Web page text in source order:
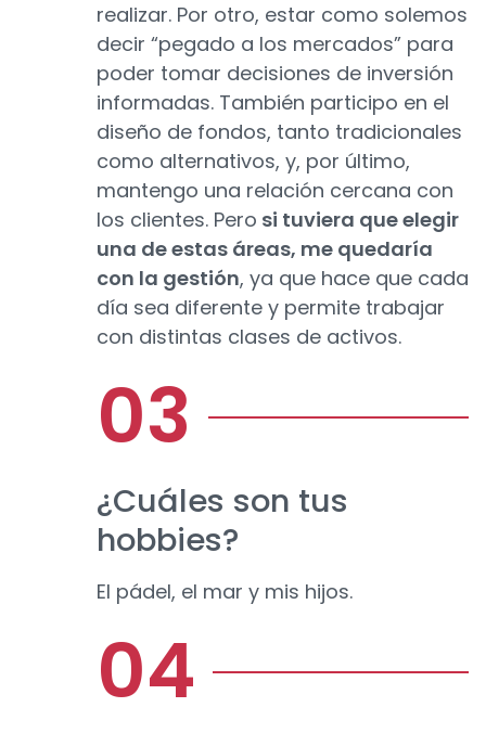
realizar. Por otro, estar como solemos
decir “pegado a los mercados” para
poder tomar decisiones de inversión
informadas. También participo en el
diseño de fondos, tanto tradicionales
como alternativos, y, por último,
mantengo una relación cercana con
los clientes. Pero si tuviera que elegir
una de estas áreas, me quedaría
con la gestión, ya que hace que cada
día sea diferente y permite trabajar
con distintas clases de activos.
¿Cuáles son tus
hobbies?
El pádel, el mar y mis hijos.